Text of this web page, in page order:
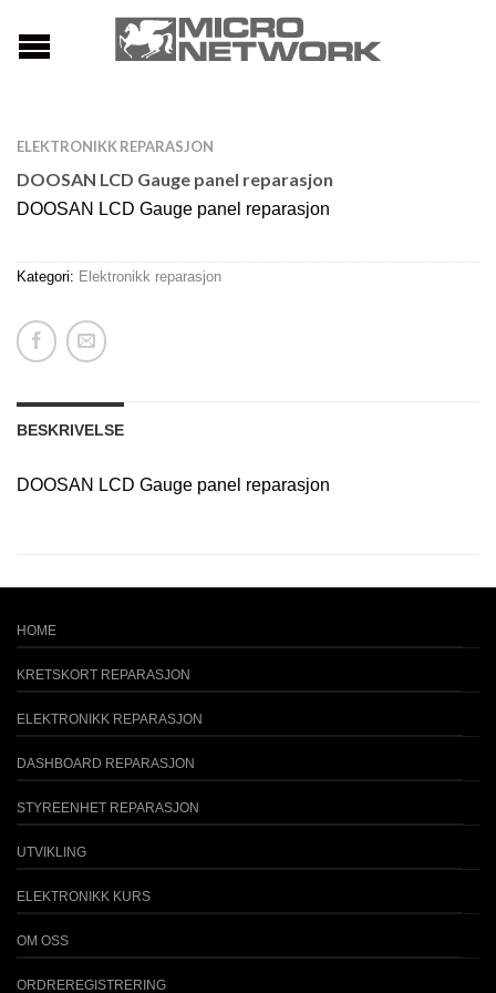
ELEKTRONIKK REPARASJON
DOOSAN LCD Gauge panel reparasjon
DOOSAN LCD Gauge panel reparasjon
Kategori: Elektronikk reparasjon
BESKRIVELSE
DOOSAN LCD Gauge panel reparasjon
HOME
KRETSKORT REPARASJON
ELEKTRONIKK REPARASJON
DASHBOARD REPARASJON
STYREENHET REPARASJON
UTVIKLING
ELEKTRONIKK KURS
OM OSS
ORDREREGISTRERING